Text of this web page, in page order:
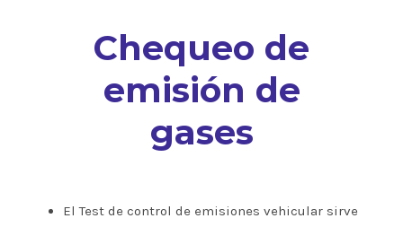
Chequeo de
emisión de
gases
El Test de control de emisiones vehicular sirve